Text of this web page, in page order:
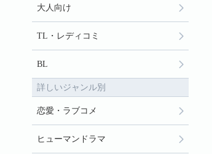
大人向け
TL・レディコミ
BL
詳しいジャンル別
恋愛・ラブコメ
ヒューマンドラマ